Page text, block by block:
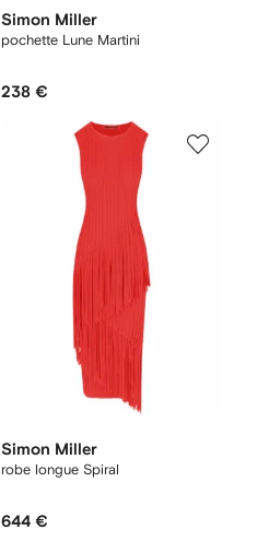
Simon Miller
pochette Lune Martini
238 €
Simon Miller
robe longue Spiral
644 €